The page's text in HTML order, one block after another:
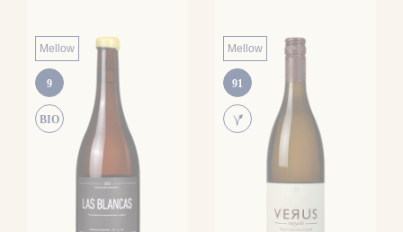
Mellow
9
BIO
Mellow
91